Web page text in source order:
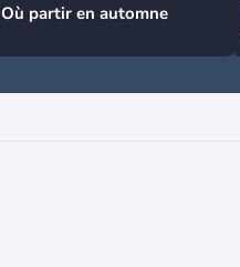
Où partir en automne